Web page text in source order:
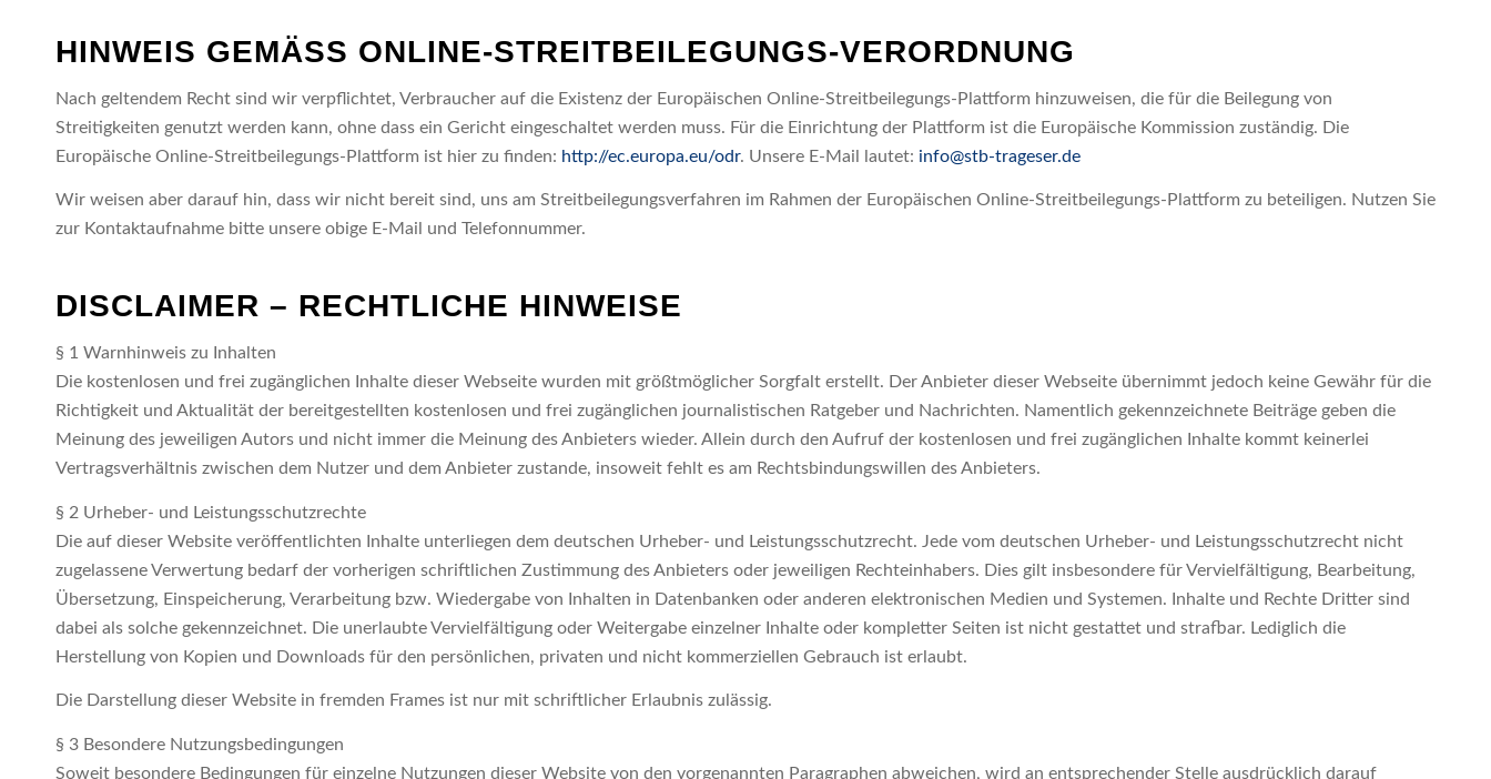
HINWEIS GEMÄSS ONLINE-STREITBEILEGUNGS-VERORDNUNG
Nach geltendem Recht sind wir verpflichtet, Verbraucher auf die Existenz der Europäischen Online-Streitbeilegungs-Plattform hinzuweisen, die für die Beilegung von
Streitigkeiten genutzt werden kann, ohne dass ein Gericht eingeschaltet werden muss. Für die Einrichtung der Plattform ist die Europäische Kommission zuständig. Die
Europäische Online-Streitbeilegungs-Plattform ist hier zu finden: http://ec.europa.eu/odr. Unsere E-Mail lautet: info@stb-trageser.de
Wir weisen aber darauf hin, dass wir nicht bereit sind, uns am Streitbeilegungsverfahren im Rahmen der Europäischen Online-Streitbeilegungs-Plattform zu beteiligen. Nutzen Sie
zur Kontaktaufnahme bitte unsere obige E-Mail und Telefonnummer.
DISCLAIMER – RECHTLICHE HINWEISE
§ 1 Warnhinweis zu Inhalten
Die kostenlosen und frei zugänglichen Inhalte dieser Webseite wurden mit größtmöglicher Sorgfalt erstellt. Der Anbieter dieser Webseite übernimmt jedoch keine Gewähr für die
Richtigkeit und Aktualität der bereitgestellten kostenlosen und frei zugänglichen journalistischen Ratgeber und Nachrichten. Namentlich gekennzeichnete Beiträge geben die
Meinung des jeweiligen Autors und nicht immer die Meinung des Anbieters wieder. Allein durch den Aufruf der kostenlosen und frei zugänglichen Inhalte kommt keinerlei
Vertragsverhältnis zwischen dem Nutzer und dem Anbieter zustande, insoweit fehlt es am Rechtsbindungswillen des Anbieters.
§ 2 Urheber- und Leistungsschutzrechte
Die auf dieser Website veröffentlichten Inhalte unterliegen dem deutschen Urheber- und Leistungsschutzrecht. Jede vom deutschen Urheber- und Leistungsschutzrecht nicht
zugelassene Verwertung bedarf der vorherigen schriftlichen Zustimmung des Anbieters oder jeweiligen Rechteinhabers. Dies gilt insbesondere für Vervielfältigung, Bearbeitung,
Übersetzung, Einspeicherung, Verarbeitung bzw. Wiedergabe von Inhalten in Datenbanken oder anderen elektronischen Medien und Systemen. Inhalte und Rechte Dritter sind
dabei als solche gekennzeichnet. Die unerlaubte Vervielfältigung oder Weitergabe einzelner Inhalte oder kompletter Seiten ist nicht gestattet und strafbar. Lediglich die
Herstellung von Kopien und Downloads für den persönlichen, privaten und nicht kommerziellen Gebrauch ist erlaubt.
Die Darstellung dieser Website in fremden Frames ist nur mit schriftlicher Erlaubnis zulässig.
§ 3 Besondere Nutzungsbedingungen
Soweit besondere Bedingungen für einzelne Nutzungen dieser Website von den vorgenannten Paragraphen abweichen, wird an entsprechender Stelle ausdrücklich darauf